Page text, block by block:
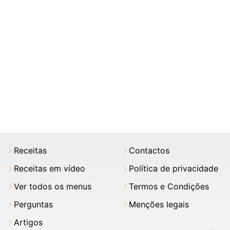
Receitas
Receitas em vídeo
Ver todos os menus
Perguntas
Artigos
Contactos
Política de privacidade
Termos e Condições
Menções legais